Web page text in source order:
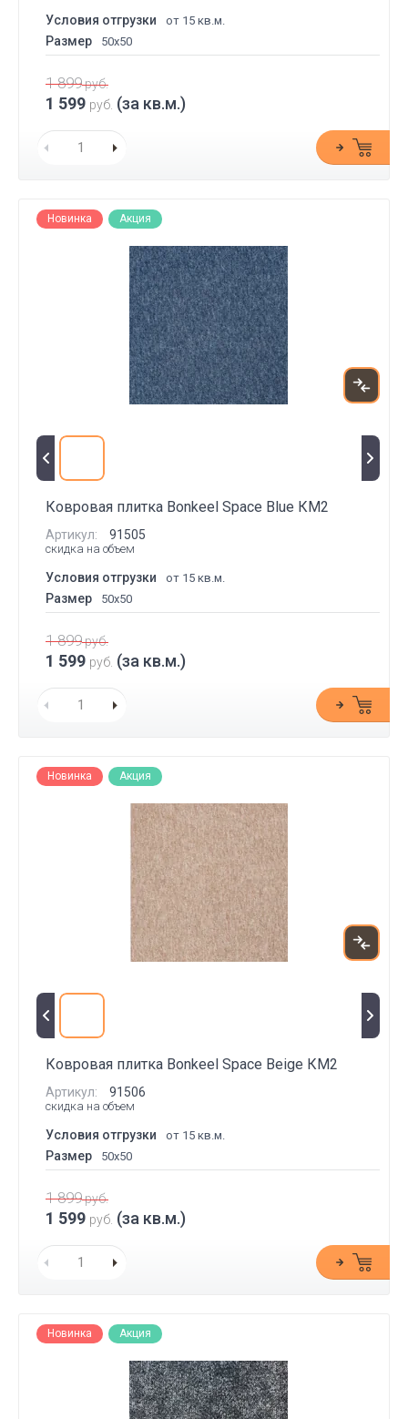
Условия отгрузки от 15 кв.м.
Размер 50x50
1 899руб.
1 599 руб. (за кв.м.)
Новинка Акция
Ковровая плитка Bonkeel Space Blue КМ2
Артикул: 91505
скидка на объем
Условия отгрузки от 15 кв.м.
Размер 50x50
1 899руб.
1 599 руб. (за кв.м.)
Новинка Акция
Ковровая плитка Bonkeel Space Beige КМ2
Артикул: 91506
скидка на объем
Условия отгрузки от 15 кв.м.
Размер 50x50
1 899руб.
1 599 руб. (за кв.м.)
Новинка Акция